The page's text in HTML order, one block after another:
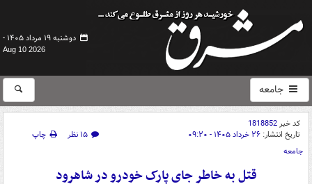
دوشنبه ۱۹ مرداد ۱۴۰۵ -
Aug 10 2026
جامعه
کد خبر1818852
تاریخ انتشار: ۲۶ خرداد ۱۴۰۵ - ۰۹:۲۰ ۱۵ نظر
چاپ
جامعه
قتل به خاطر جای پارک خودرو در شاهرود